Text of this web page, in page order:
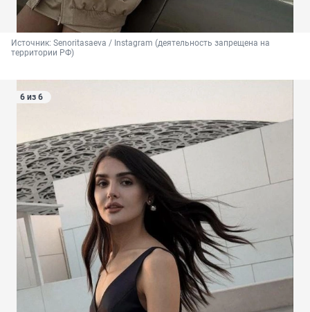
Источник: Senoritasaeva / Instagram (деятельность запрещена на
территории РФ)
6 из 6